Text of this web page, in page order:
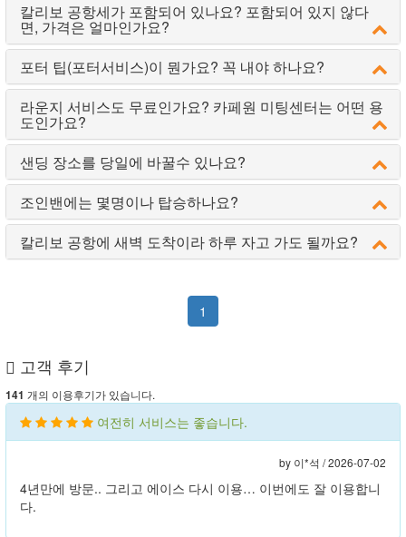
칼리보 공항세가 포함되어 있나요? 포함되어 있지 않다
면, 가격은 얼마인가요?
포터 팁(포터서비스)이 뭔가요? 꼭 내야 하나요?
라운지 서비스도 무료인가요? 카페원 미팅센터는 어떤 용
도인가요?
샌딩 장소를 당일에 바꿀수 있나요?
조인밴에는 몇명이나 탑승하나요?
칼리보 공항에 새벽 도착이라 하루 자고 가도 될까요?
1
고객 후기
141 개의 이용후기가 있습니다.
여전히 서비스는 좋습니다.
by 이*석 /2026-07-02
4년만에 방문.. 그리고 에이스 다시 이용… 이번에도 잘 이용합니
다.